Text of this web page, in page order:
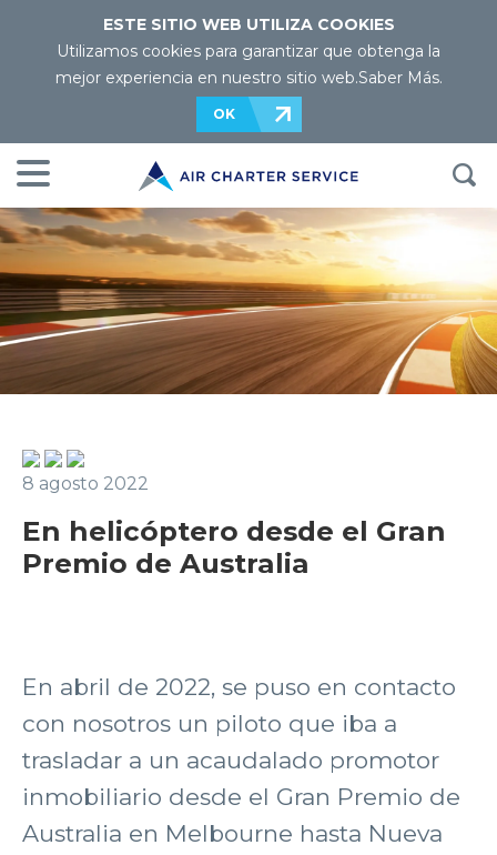
ESTE SITIO WEB UTILIZA COOKIES
Utilizamos cookies para garantizar que obtenga la
mejor experiencia en nuestro sitio web.Saber Más.
OK
8 agosto 2022
En helicóptero desde el Gran
Premio de Australia
En abril de 2022, se puso en contacto
con nosotros un piloto que iba a
trasladar a un acaudalado promotor
inmobiliario desde el Gran Premio de
Australia en Melbourne hasta Nueva